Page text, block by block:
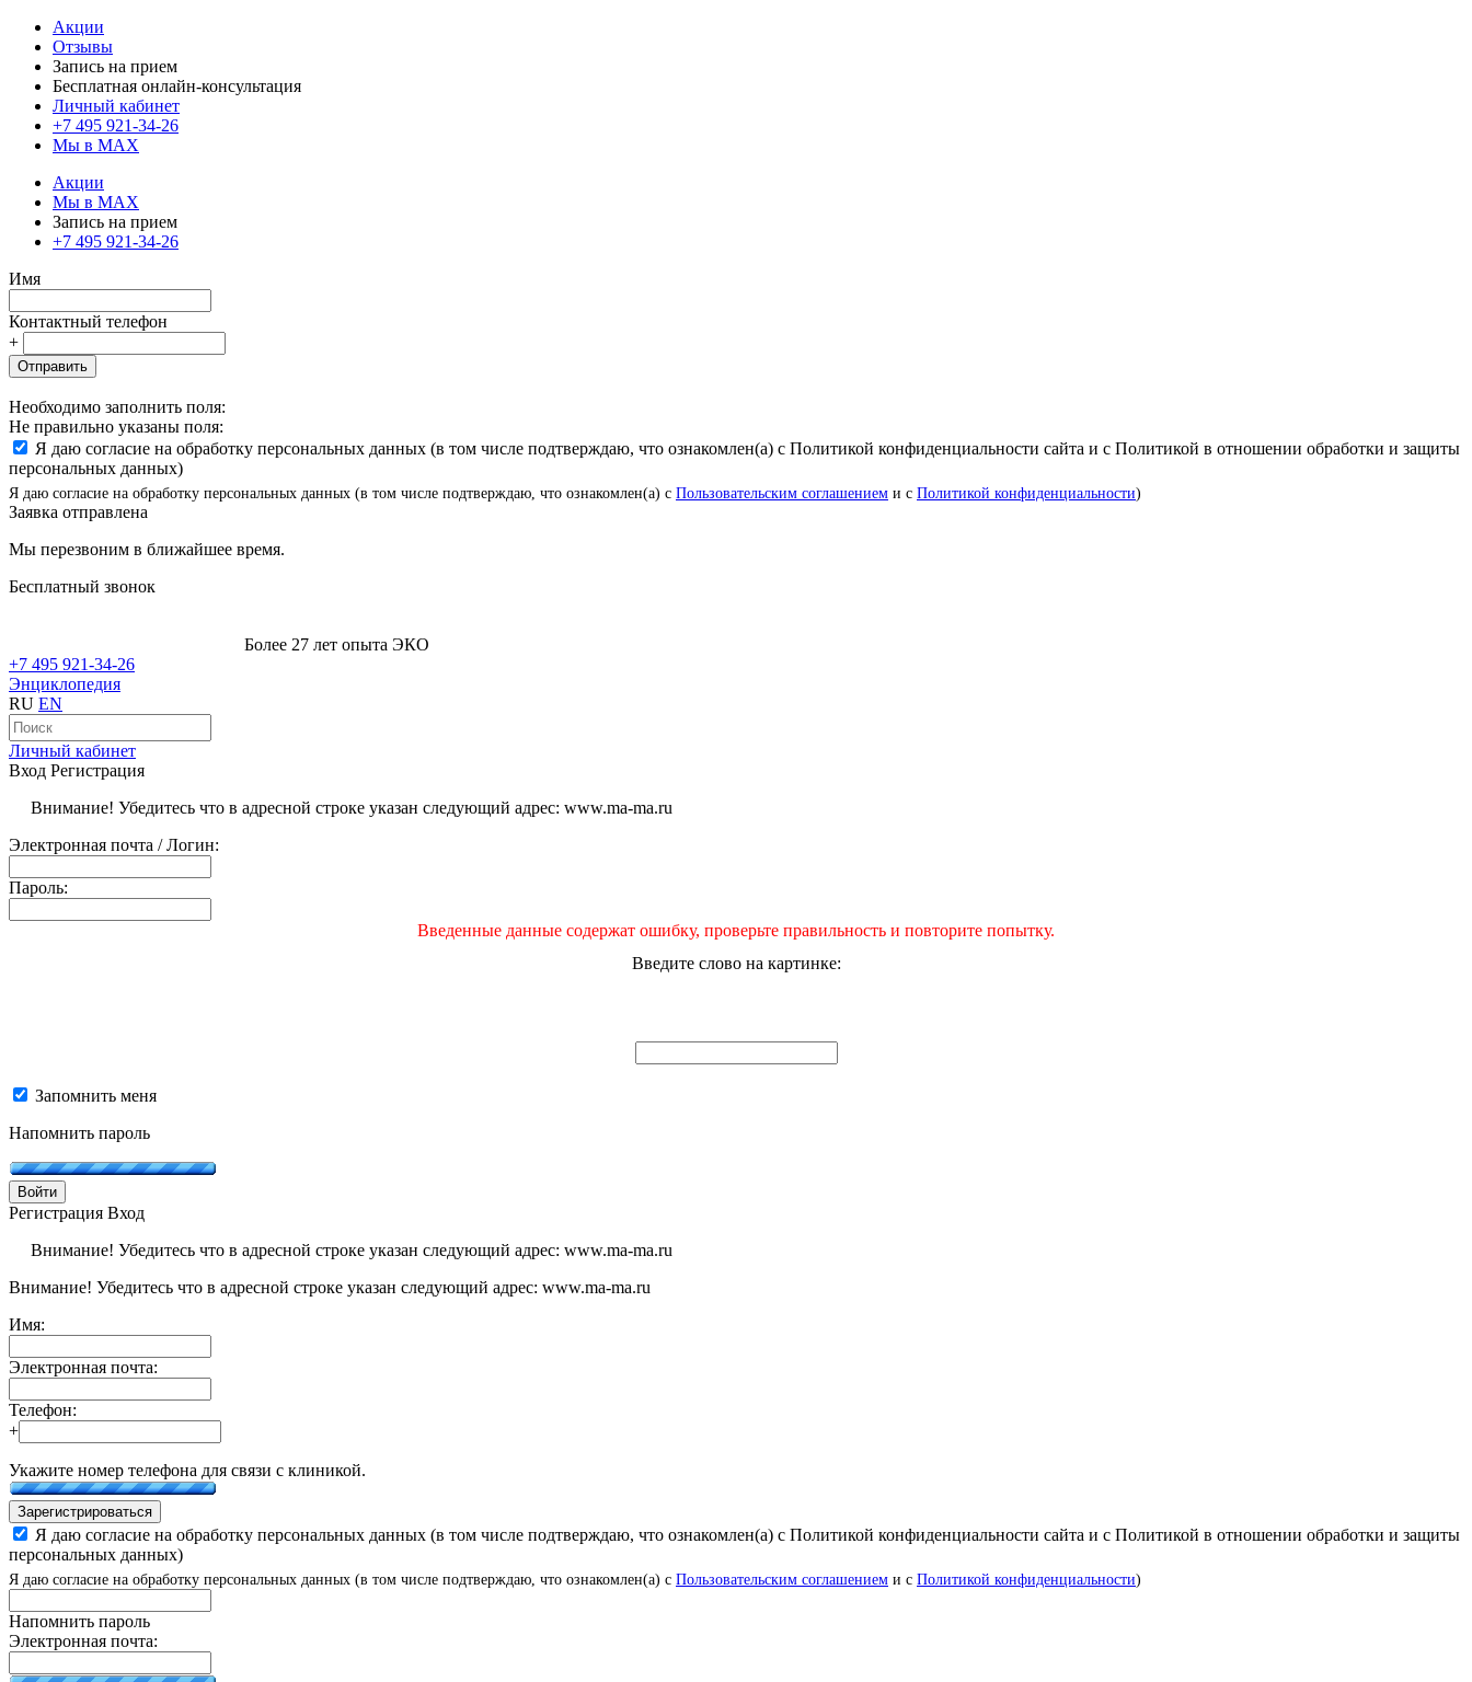
Акции
Отзывы
Запись на прием
Бесплатная онлайн-консультация
Личный кабинет
+7 495 921-34-26
Мы в MAX
Акции
Мы в MAX
Запись на прием
+7 495 921-34-26
Имя
Контактный телефон
+
Отправить
Необходимо заполнить поля:
Не правильно указаны поля:
Я даю согласие на обработку персональных данных (в том числе подтверждаю, что ознакомлен(а) с Политикой конфиденциальности сайта и с Политикой в отношении обработки и защиты
персональных данных)
Я даю согласие на обработку персональных данных (в том числе подтверждаю, что ознакомлен(а) с Пользовательским соглашением и с Политикой конфиденциальности)
Заявка отправлена
Мы перезвоним в ближайшее время.
Бесплатный звонок
Более 27 лет опыта ЭКО
+7 495 921-34-26
Энциклопедия
RU EN
Личный кабинет
Вход Регистрация
Внимание! Убедитесь что в адресной строке указан следующий адрес: www.ma-ma.ru
Электронная почта / Логин:
Пароль:
Введенные данные содержат ошибку, проверьте правильность и повторите попытку.
Введите слово на картинке:
Запомнить меня
Напомнить пароль
Войти
Регистрация Вход
Внимание! Убедитесь что в адресной строке указан следующий адрес: www.ma-ma.ru
Внимание! Убедитесь что в адресной строке указан следующий адрес: www.ma-ma.ru
Имя:
Электронная почта:
Телефон:
+
Укажите номер телефона для связи с клиникой.
Зарегистрироваться
Я даю согласие на обработку персональных данных (в том числе подтверждаю, что ознакомлен(а) с Политикой конфиденциальности сайта и с Политикой в отношении обработки и защиты
персональных данных)
Я даю согласие на обработку персональных данных (в том числе подтверждаю, что ознакомлен(а) с Пользовательским соглашением и с Политикой конфиденциальности)
Напомнить пароль
Электронная почта: